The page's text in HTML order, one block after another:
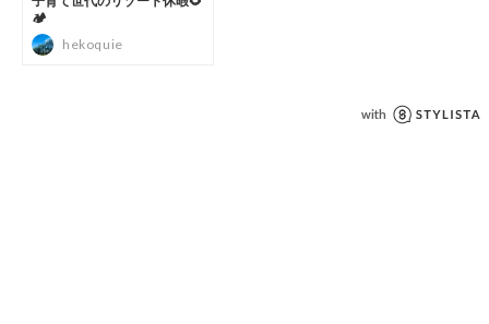
可 メジャーリーグ ベースボールキャップ メジャー 球団 ロゴ
刺繍 ベースボール 野球 MLB 応援 試合観戦 ヤンキース ニュ
ーヨーク・ヤンキース New York Yankees NY Yankees Pinstr